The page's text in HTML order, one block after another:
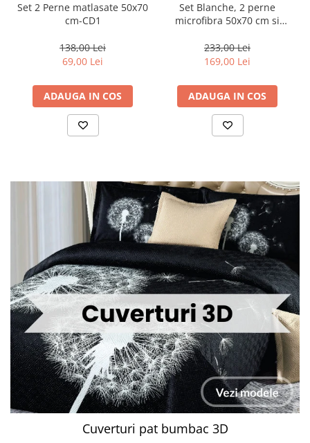
Set 2 Perne matlasate 50x70
cm-CD1
138,00 Lei
69,00 Lei
ADAUGA IN COS
Set Blanche, 2 perne
microfibra 50x70 cm si
200x220 cm-BQ2
233,00 Lei
169,00 Lei
ADAUGA IN COS
Cuverturi pat bumbac 3D